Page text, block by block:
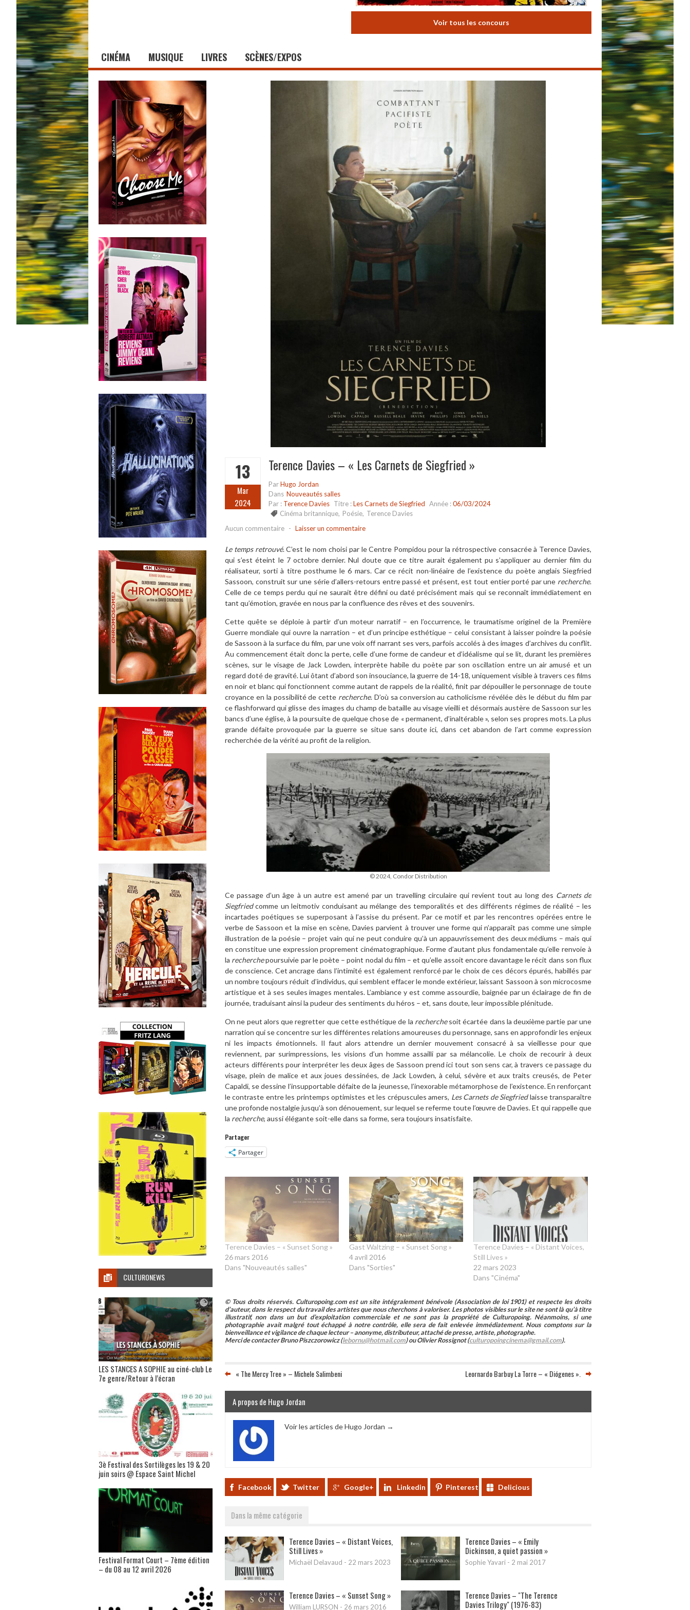
Voir tous les concours
CINÉMA MUSIQUE LIVRES SCÈNES/EXPOS
13
Mar
2024
Terence Davies – « Les Carnets de Siegfried »
ParHugo Jordan
Dans Nouveautés salles
Par : Terence Davies Titre :Les Carnets de Siegfried Année :06/03/2024
Cinéma britannique, Poésie, Terence Davies
Aucun commentaire - Laisser un commentaire
Le temps retrouvé. C’est le nom choisi par le Centre Pompidou pour la rétrospective consacrée à Terence Davies,
qui s’est éteint le 7 octobre dernier. Nul doute que ce titre aurait également pu s’appliquer au dernier film du
réalisateur, sorti à titre posthume le 6 mars. Car ce récit non-linéaire de l’existence du poète anglais Siegfried
Sassoon, construit sur une série d’allers-retours entre passé et présent, est tout entier porté par une recherche.
Celle de ce temps perdu qui ne saurait être défini ou daté précisément mais qui se reconnaît immédiatement en
tant qu’émotion, gravée en nous par la confluence des rêves et des souvenirs.
Cette quête se déploie à partir d’un moteur narratif – en l’occurrence, le traumatisme originel de la Première
Guerre mondiale qui ouvre la narration – et d’un principe esthétique – celui consistant à laisser poindre la poésie
de Sassoon à la surface du film, par une voix off narrant ses vers, parfois accolés à des images d’archives du conflit.
Au commencement était donc la perte, celle d’une forme de candeur et d’idéalisme qui se lit, durant les premières
scènes, sur le visage de Jack Lowden, interprète habile du poète par son oscillation entre un air amusé et un
regard doté de gravité. Lui ôtant d’abord son insouciance, la guerre de 14-18, uniquement visible à travers ces films
en noir et blanc qui fonctionnent comme autant de rappels de la réalité, finit par dépouiller le personnage de toute
croyance en la possibilité de cette recherche. D’où sa conversion au catholicisme révélée dès le début du film par
ce flashforward qui glisse des images du champ de bataille au visage vieilli et désormais austère de Sassoon sur les
bancs d’une église, à la poursuite de quelque chose de « permanent, d’inaltérable », selon ses propres mots. La plus
grande défaite provoquée par la guerre se situe sans doute ici, dans cet abandon de l’art comme expression
recherchée de la vérité au profit de la religion.
© 2024, Condor Distribution
Ce passage d’un âge à un autre est amené par un travelling circulaire qui revient tout au long des Carnets de
Siegfriedcomme un leitmotiv conduisant au mélange des temporalités et des différents régimes de réalité – les
incartades poétiques se superposant à l’assise du présent. Par ce motif et par les rencontres opérées entre le
verbe de Sassoon et la mise en scène, Davies parvient à trouver une forme qui n’apparaît pas comme une simple
illustration de la poésie – projet vain qui ne peut conduire qu’à un appauvrissement des deux médiums – mais qui
en constitue une expression proprement cinématographique. Forme d’autant plus fondamentale qu’elle renvoie à
la recherchepoursuivie par le poète – point nodal du film – et qu’elle assoit encore davantage le récit dans son flux
de conscience. Cet ancrage dans l’intimité est également renforcé par le choix de ces décors épurés, habillés par
un nombre toujours réduit d’individus, qui semblent effacer le monde extérieur, laissant Sassoon à son microcosme
artistique et à ses seules images mentales. L’ambiance y est comme assourdie, baignée par un éclairage de fin de
journée, traduisant ainsi la pudeur des sentiments du héros – et, sans doute, leur impossible plénitude.
On ne peut alors que regretter que cette esthétique de la recherchesoit écartée dans la deuxième partie par une
narration qui se concentre sur les différentes relations amoureuses du personnage, sans en approfondir les enjeux
ni les impacts émotionnels. Il faut alors attendre un dernier mouvement consacré à sa vieillesse pour que
reviennent, par surimpressions, les visions d’un homme assailli par sa mélancolie. Le choix de recourir à deux
acteurs différents pour interpréter les deux âges de Sassoon prend ici tout son sens car, à travers ce passage du
visage, plein de malice et aux joues dessinées, de Jack Lowden, à celui, sévère et aux traits creusés, de Peter
Capaldi, se dessine l’insupportable défaite de la jeunesse, l’inexorable métamorphose de l’existence. En renforçant
le contraste entre les printemps optimistes et les crépuscules amers, Les Carnets de Siegfriedlaisse transparaître
une profonde nostalgie jusqu’à son dénouement, sur lequel se referme toute l’œuvre de Davies. Et qui rappelle que
la recherche, aussi élégante soit-elle dans sa forme, sera toujours insatisfaite.
Partager
Partager
Terence Davies – « Sunset Song »
26 mars 2016
Dans "Nouveautés salles"
Gast Waltzing – « Sunset Song »
4 avril 2016
Dans "Sorties"
Terence Davies – « Distant Voices,
Still Lives »
22 mars 2023
Dans "Cinéma"
© Tous droits réservés. Culturopoing.com est un site intégralement bénévole (Association de loi 1901) et respecte les droits
d’auteur, dans le respect du travail des artistes que nous cherchons à valoriser. Les photos visibles sur le site ne sont là qu’à titre
illustratif, non dans un but d’exploitation commerciale et ne sont pas la propriété de Culturopoing. Néanmoins, si une
photographie avait malgré tout échappé à notre contrôle, elle sera de fait enlevée immédiatement. Nous comptons sur la
bienveillance et vigilance de chaque lecteur – anonyme, distributeur, attaché de presse, artiste, photographe.
Merci de contacter Bruno Piszczorowicz (lebornu@hotmail.com) ou Olivier Rossignot (culturopoingcinema@gmail.com).
« The Mercy Tree » – Michele Salimbeni Leornardo Barbuy La Torre – « Diógenes ».
A propos de Hugo Jordan
Voir les articles de Hugo Jordan →
Facebook Twitter Google+ Linkedin Pinterest Delicious
Dans la même catégorie
Terence Davies – « Distant Voices,
Still Lives »
Michaël Delavaud - 22 mars 2023
Terence Davies – « Emily
Dickinson, a quiet passion »
Sophie Yavari- 2 mai 2017
Terence Davies – « Sunset Song »
William LURSON - 26 mars 2016
Terence Davies – "The Terence
Davies Trilogy" (1976-83)
CULTURONEWS
LES STANCES A SOPHIE au ciné-club Le
7e genre/Retour à l’écran
3è Festival des Sortilèges les 19 & 20
juin soirs @ Espace Saint Michel
Festival Format Court – 7ème édition
– du 08 au 12 avril 2026